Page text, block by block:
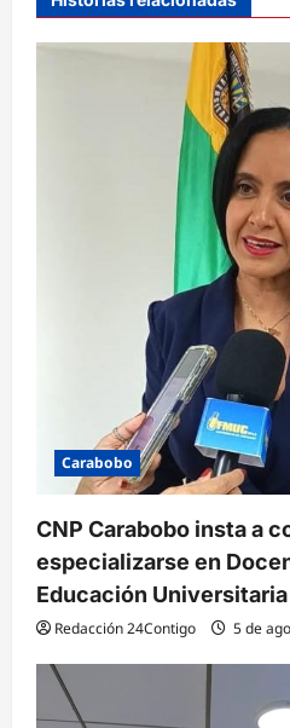
ó
n
Carabobo
CNP Carabobo insta a
especializarse en
Educación Universitaria
Redacción 24Contigo 5 de